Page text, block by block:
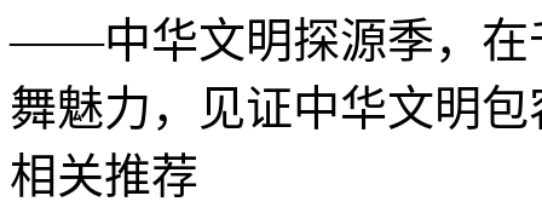
——中华文明探源季，在
舞魅力，见证中华文明
相关推荐